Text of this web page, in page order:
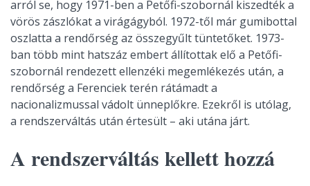
arról se, hogy 1971-ben a Petőfi-szobornál kiszedték a
vörös zászlókat a virágágyból. 1972-től már gumibottal
oszlatta a rendőrség az összegyűlt tüntetőket. 1973-
ban több mint hatszáz embert állítottak elő a Petőfi-
szobornál rendezett ellenzéki megemlékezés után, a
rendőrség a Ferenciek terén rátámadt a
nacionalizmussal vádolt ünneplőkre. Ezekről is utólag,
a rendszerváltás után értesült – aki utána járt.
A rendszerváltás kellett hozzá